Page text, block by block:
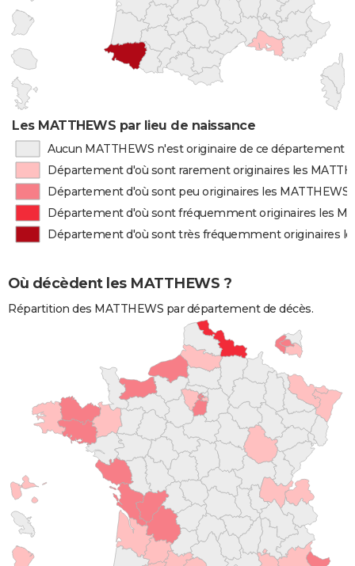
Les MATTHEWS par lieu de naissance
Aucun MATTHEWS n'est originaire de ce département
Département d'où sont rarement originaires les
Département d'où sont peu originaires les MATTHEWS
Département d'où sont fréquemment originaires les
Département d'où sont très fréquemment originaires
Où décèdent les MATTHEWS ?
Répartition des MATTHEWS par département de décès.